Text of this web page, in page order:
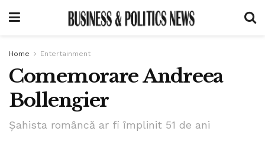
Home Entertainment
Comemorare Andreea
Bollengier
Șahista româncă ar fi împlinit 51 de ani